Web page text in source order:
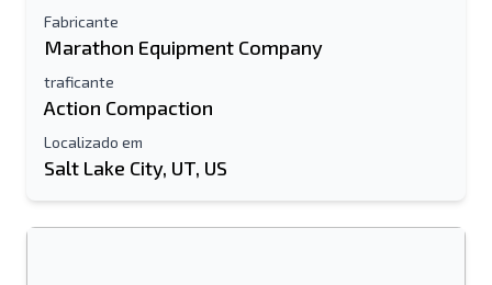
Fabricante
Marathon Equipment Company
traficante
Action Compaction
Localizado em
Salt Lake City, UT, US